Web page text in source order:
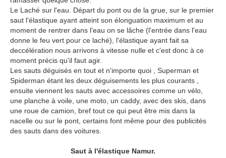
Le Laché sur l'eau. Départ du pont ou de la grue, sur le premier
saut l'élastique ayant atteint son élonguation maximum et au
moment de rentrer dans l'eau on se lâche (l'entrée dans l'eau
donne le feu vert pour ce laché), l'élastique ayant fait sa
deccélération nous arrivons à vitesse nulle et c'est donc à ce
moment précis qu'il faut agir.
Les sauts déguisés en tout et n'importe quoi , Superman et
Spiderman étant les deux déguisements les plus courants ,
ensuite viennent les sauts avec accessoires comme un vélo,
une planche à voile, une moto, un caddy, avec des skis, dans
une roue de camion, bref tout ce qui peut être mis dans la
nacelle ou sur le pont, certains font même pour des publicités
des sauts dans des voitures.
Saut à l'élastique Namur.